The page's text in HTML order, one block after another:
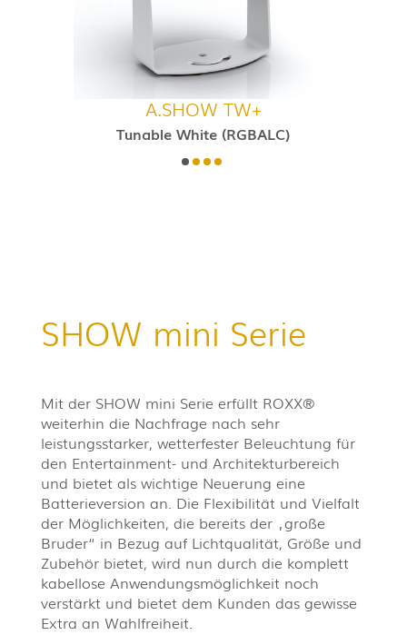
A.SHOW TW+
Tunable White (RGBALC)
SHOW mini Serie
Mit der SHOW mini Serie erfüllt ROXX®
weiterhin die Nachfrage nach sehr
leistungsstarker, wetterfester Beleuchtung für
den Entertainment- und Architekturbereich
und bietet als wichtige Neuerung eine
Batterieversion an. Die Flexibilität und Vielfalt
der Möglichkeiten, die bereits der „große
Bruder“ in Bezug auf Lichtqualität, Größe und
Zubehör bietet, wird nun durch die komplett
kabellose Anwendungsmöglichkeit noch
verstärkt und bietet dem Kunden das gewisse
Extra an Wahlfreiheit.